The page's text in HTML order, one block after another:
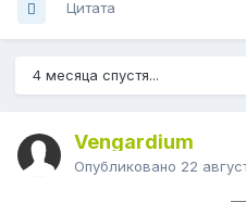
Цитата
4 месяца спустя...
Vengardium
Опубликовано 22